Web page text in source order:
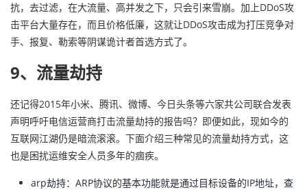
抗，去过滤，在大流量、高并发之下，只会引来雪崩。加上DDoS攻
击平台大量存在，而且价格低廉，这就让DDoS攻击成为打压竞争对
手、报复、勒索等阴谋诡计者首选方式了。
9、流量劫持
还记得2015年小米、腾讯、微博、今日头条等六家共公司联合发表
声明呼吁电信运营商打击流量劫持的报告吗？即便如此，现如今的
互联网江湖仍是暗流滚滚。下面介绍三种常见的流量劫持方式，这
也是困扰运维安全人员多年的痼疾。
arp劫持：ARP协议的基本功能就是通过目标设备的IP地址，查